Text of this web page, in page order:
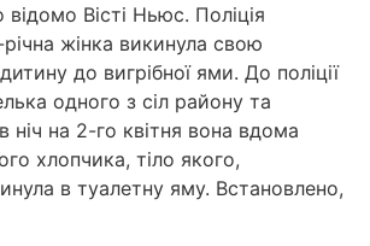
Вісті Ньюс. Поліція
жінка викинула свою
до вигрібної ями. До поліції
одного з сіл району та
ніч на 2-го квітня вона вдома
хлопчика, тіло якого,
в туалетну яму. Встановлено,